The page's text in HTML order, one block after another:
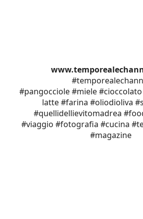
#pangocciole #miele
latte #farina #oliodioliva
#quellidellievitomadrea
#viaggio #fotografia #cucina
#magazine